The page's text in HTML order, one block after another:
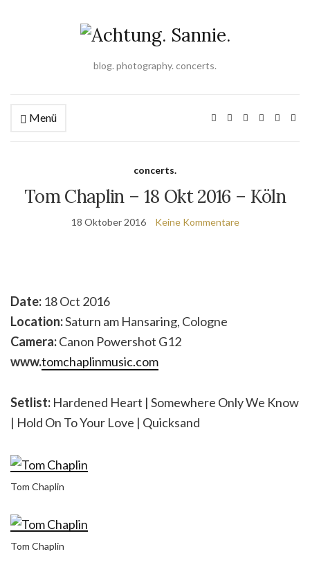
blog. photography. concerts.
Menü
concerts.
Tom Chaplin – 18 Okt 2016 – Köln
18 Oktober 2016 Keine Kommentare
Date: 18 Oct 2016
Location:Saturn am Hansaring, Cologne
Camera:Canon Powershot G12
www.tomchaplinmusic.com
Setlist: Hardened Heart | Somewhere Only We Know
| Hold On To Your Love | Quicksand
Tom Chaplin
Tom Chaplin